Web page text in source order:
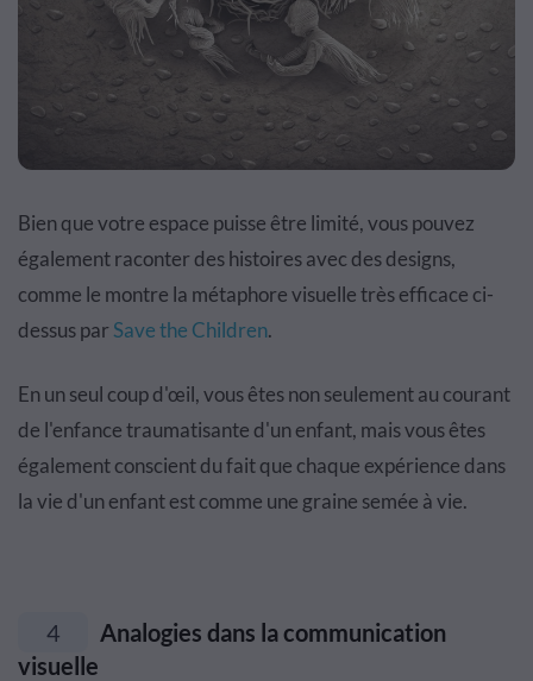
Bien que votre espace puisse être limité, vous pouvez
également raconter des histoires avec des designs,
comme le montre la métaphore visuelle très efficace ci-
dessus par Save the Children.
En un seul coup d'œil, vous êtes non seulement au courant
de l'enfance traumatisante d'un enfant, mais vous êtes
également conscient du fait que chaque expérience dans
la vie d'un enfant est comme une graine semée à vie.
4
Analogies dans la communication
visuelle